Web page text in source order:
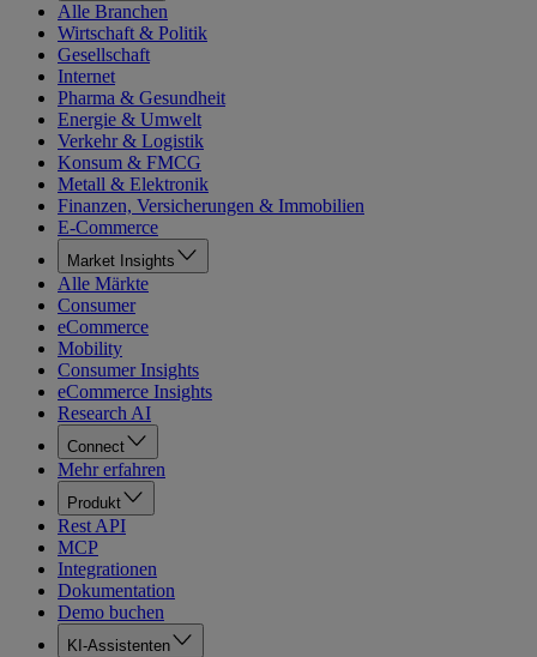
Alle Branchen
Wirtschaft & Politik
Gesellschaft
Internet
Pharma & Gesundheit
Energie & Umwelt
Verkehr & Logistik
Konsum & FMCG
Metall & Elektronik
Finanzen, Versicherungen & Immobilien
E-Commerce
Market Insights
Alle Märkte
Consumer
eCommerce
Mobility
Consumer Insights
eCommerce Insights
Research AI
Connect
Mehr erfahren
Produkt
Rest API
MCP
Integrationen
Dokumentation
Demo buchen
KI-Assistenten